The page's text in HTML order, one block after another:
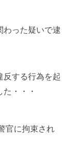
わった疑いで逮
反する行為を起
・・・
官に拘束され